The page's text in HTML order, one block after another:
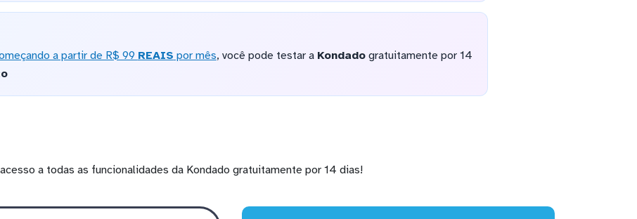
a partir de R$ 99 REAIS por mês, você pode testar a Kondadogratuitamente por 14
a todas as funcionalidades da Kondado gratuitamente por 14 dias!